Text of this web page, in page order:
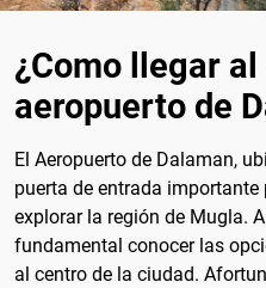
¿Como llegar al
aeropuerto de
El Aeropuerto de Dalaman,
puerta de entrada
explorar la región de Mugla.
fundamental conocer las
al centro de la ciudad.